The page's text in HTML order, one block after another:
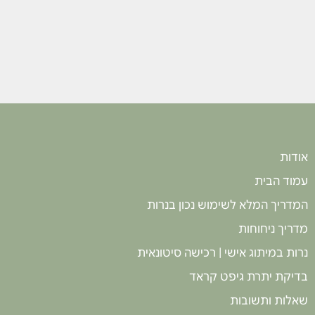
אודות
עמוד הבית
המדריך המלא לשימוש נכון בנרות
מדריך ניחוחות
נרות במיתוג אישי | רכישה סיטונאית
בדיקת יתרת גיפט קראד
שאלות ותשובות